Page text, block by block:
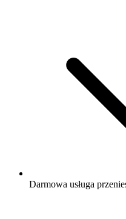
Darmowa usługa